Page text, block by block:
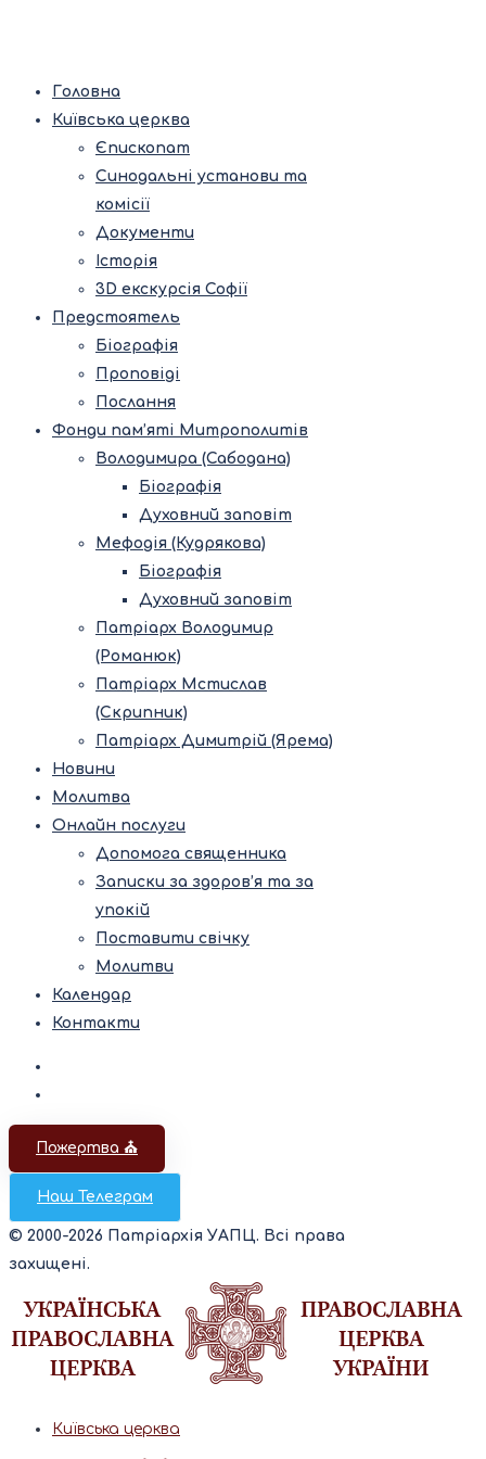
Головна
Київська церква
Єпископат
Синодальні установи та
комісії
Документи
Історія
3D екскурсія Софії
Предстоятель
Біографія
Проповіді
Послання
Фонди пам’яті Митрополитів
Володимира (Сабодана)
Біографія
Духовний заповіт
Мефодія (Кудрякова)
Біографія
Духовний заповіт
Патріарх Володимир
(Романюк)
Патріарх Мстислав
(Скрипник)
Патріарх Димитрій (Ярема)
Новини
Молитва
Онлайн послуги
Допомога священника
Записки за здоров’я та за
упокій
Поставити свічку
Молитви
Календар
Контакти
Пожертва ⛪️
Наш Телеграм
© 2000-2026 Патріархія УАПЦ. Всі права
захищені.
Київська церква